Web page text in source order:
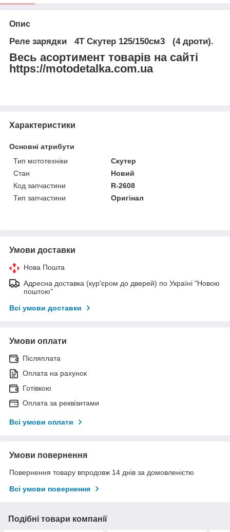
Опис
Реле зарядки 4T Скутер 125/150см3 (4 дроти).
Весь асортимент товарів на сайті
https://motodetalka.com.ua
Характеристики
Основні атрибути
Тип мототехніки
Скутер
Стан
Новий
Код запчастини
R-2608
Тип запчастини
Оригінал
Умови доставки
Нова Пошта
Адресна доставка (кур'єром до дверей) по Україні "Новою
поштою"
Всі умови доставки
Умови оплати
Післяплата
Оплата на рахунок
Готівкою
Оплата за реквізитами
Всі умови оплати
Умови повернення
Повернення товару впродовж 14 днів за домовленістю
Всі умови повернення
Подібні товари компанії